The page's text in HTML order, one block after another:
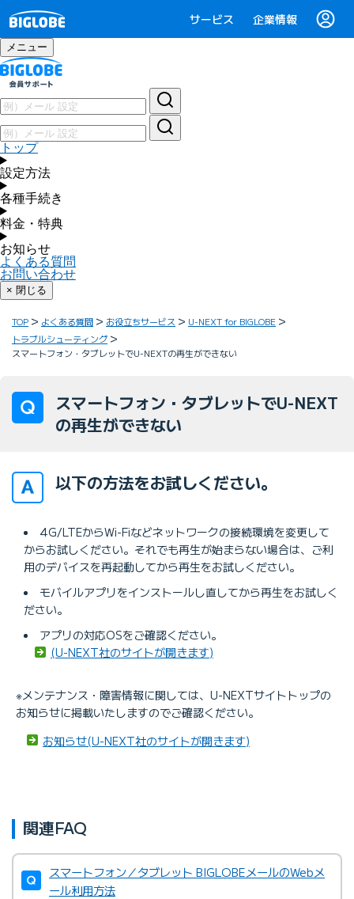
サービス 企業情報
メニュー
トップ
設定方法
各種手続き
料金・特典
お知らせ
よくある質問
お問い合わせ
× 閉じる
TOP よくある質問 お役立ちサービス
U-NEXT for BIGLOBE
トラブルシューティング
スマートフォン・タブレットでU-NEXTの再生ができない
スマートフォン・タブレットでU-NEXT
の再生ができない
以下の方法をお試しください。
4G/LTEからWi-Fiなどネットワークの接続環境を変更して
からお試しください。それでも再生が始まらない場合は、ご利
用のデバイスを再起動してから再生をお試しください。
モバイルアプリをインストールし直してから再生をお試しく
ださい。
アプリの対応OSをご確認ください。
(U-NEXT社のサイトが開きます)
※メンテナンス・障害情報に関しては、U-NEXTサイトトップの
お知らせに掲載いたしますのでご確認ください。
お知らせ(U-NEXT社のサイトが開きます)
関連FAQ
スマートフォン／タブレット BIGLOBEメールのWebメ
ール利用方法